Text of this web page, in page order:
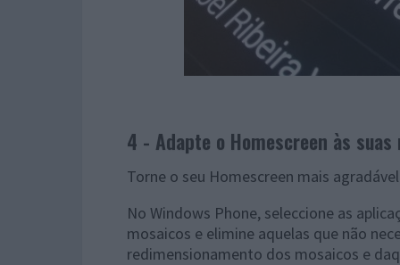
4 - Adapte o Homescreen às suas
Torne o seu Homescreen mais
No Windows Phone, seleccione as
mosaicos e elimine aquelas que não
redimensionamento dos mosaicos e